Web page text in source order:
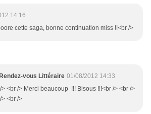
14:16
cette saga, bonne continuation miss !!<br />
vous Littéraire 01/08/2012 14:33
> <br /> Merci beaucoup !!! Bisous !!!<br /> <br />
> <br />